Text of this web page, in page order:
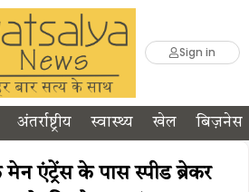
Sign in
अंतर्राष्ट्रीय स्वास्थ्य खेल बिज़नेस
मेन एंट्रेंस के पास स्पीड ब्रेकर